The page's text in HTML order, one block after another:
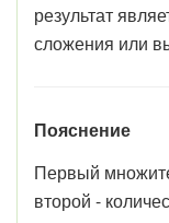
результат
сложения или
Пояснение
Первый
второй -